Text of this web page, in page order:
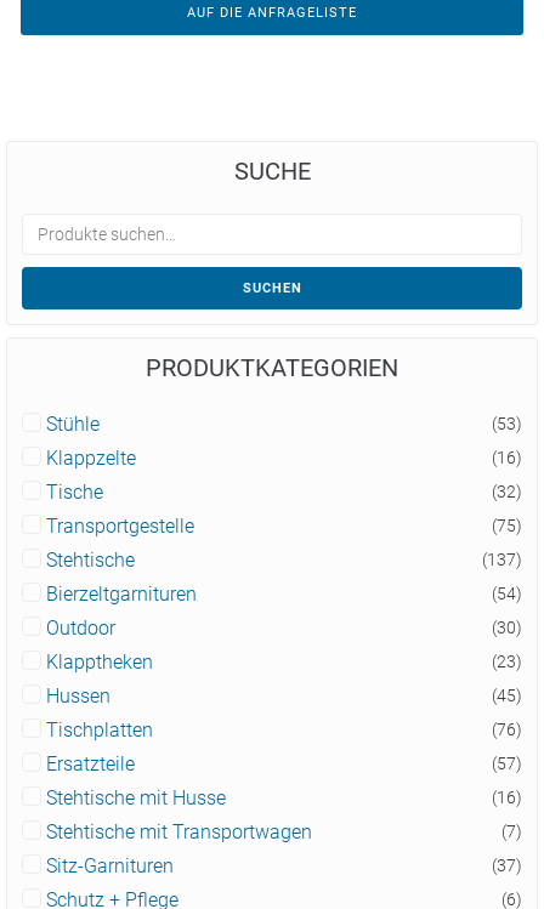
AUF DIE ANFRAGELISTE
SUCHE
SUCHEN
PRODUKTKATEGORIEN
Stühle (53)
Klappzelte (16)
Tische (32)
Transportgestelle (75)
Stehtische (137)
Bierzeltgarnituren (54)
Outdoor (30)
Klapptheken (23)
Hussen (45)
Tischplatten (76)
Ersatzteile (57)
Stehtische mit Husse (16)
Stehtische mit Transportwagen (7)
Sitz-Garnituren (37)
Schutz + Pflege (6)